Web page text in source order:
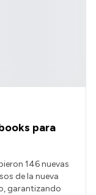
para
146 nuevas
de la nueva
garantizando